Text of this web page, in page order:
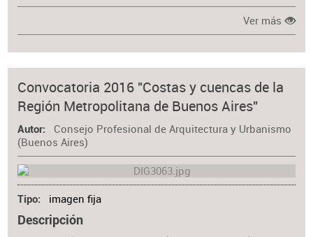
Ver más
Convocatoria 2016 "Costas y cuencas de la
Región Metropolitana de Buenos Aires"
Autor
Consejo Profesional de Arquitectura y Urbanismo
(Buenos Aires)
Tipo imagen fija
Descripción